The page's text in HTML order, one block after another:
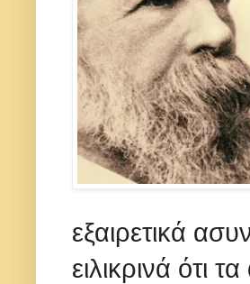
εξαιρετικά
ειλικρινά ότι